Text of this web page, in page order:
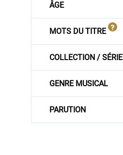
ÂGE
MOTS DU TITRE
COLLECTION / SÉRIE
GENRE MUSICAL
PARUTION